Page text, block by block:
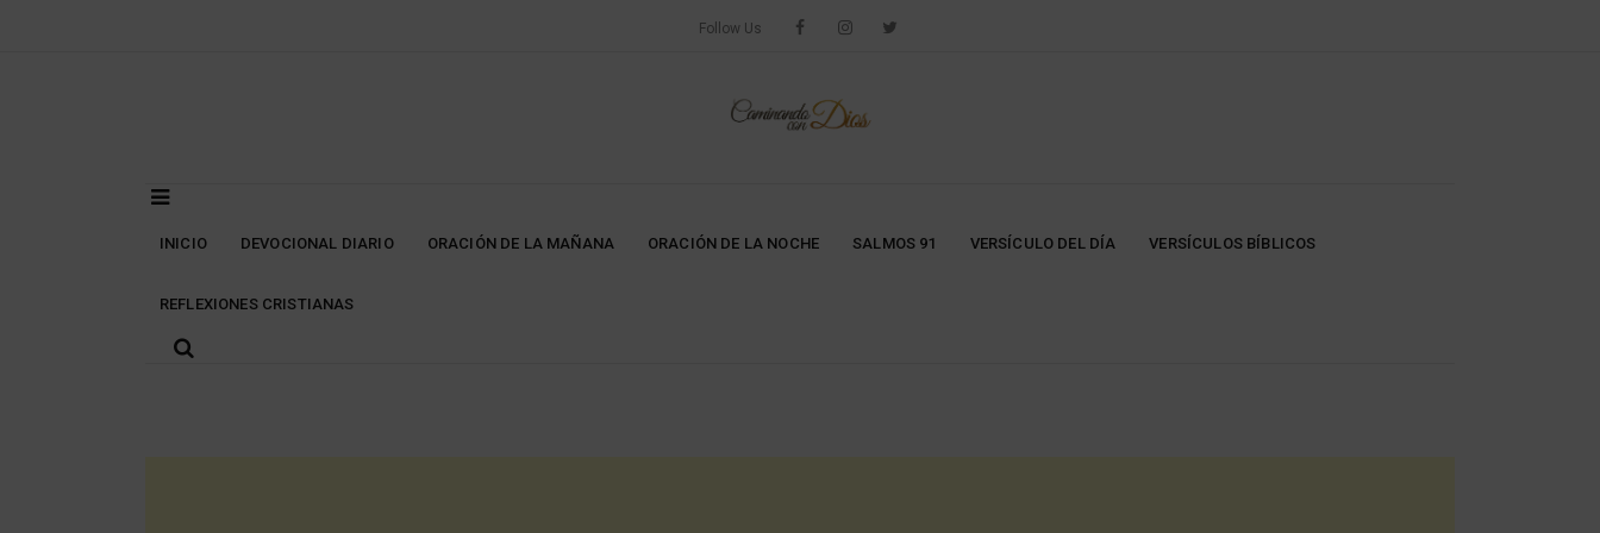
Follow Us
INICIO DEVOCIONAL DIARIO ORACIÓN DE LA MAÑANA ORACIÓN DE LA NOCHE SALMOS 91 VERSÍCULO DEL DÍA VERSÍCULOS BÍBLICOS
REFLEXIONES CRISTIANAS